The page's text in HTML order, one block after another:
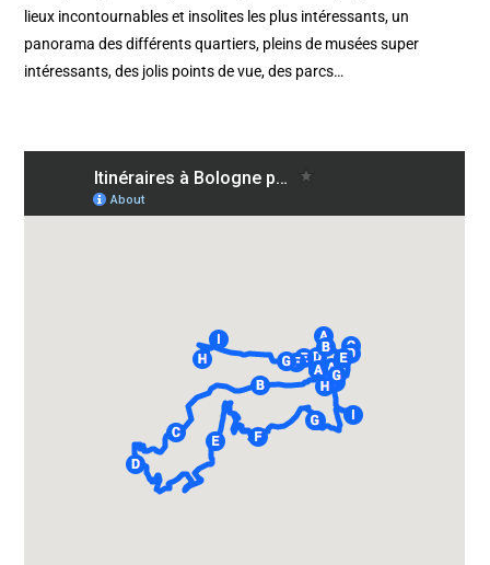
lieux incontournables et insolites les plus intéressants, un
panorama des différents quartiers, pleins de musées super
intéressants, des jolis points de vue, des parcs…